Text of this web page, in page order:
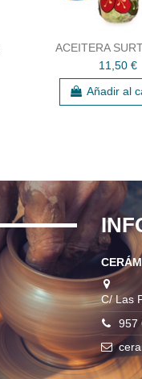
ACEITERA
11,50 €
Añadir al
C/ Las
957